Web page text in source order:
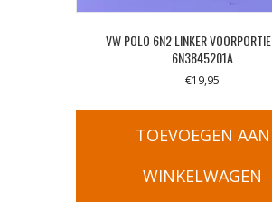
VW POLO 6N2 LINKER
6N3845201A
€19,95
TOEVOEGEN AAN
WINKELWAGEN